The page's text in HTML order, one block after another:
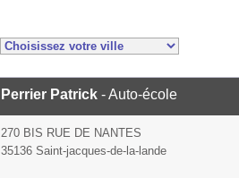
Perrier Patrick - Auto-école
270 BIS RUE DE NANTES
35136 Saint-jacques-de-la-lande